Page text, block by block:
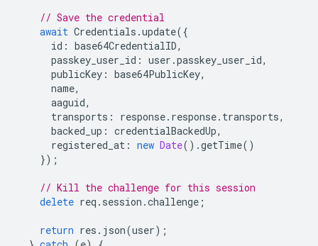
// Save the credential
await Credentials .update({
id : base64CredentialID,
passkey_user_id : user .passkey_user_id,
publicKey : base64PublicKey,
name,
aaguid,
transports : response. response. transports,
backed_up : credentialBackedUp,
registered_at : new Date().getTime()
});
// Kill the challenge for this session
delete req . session .challenge ;
return res . json(user);